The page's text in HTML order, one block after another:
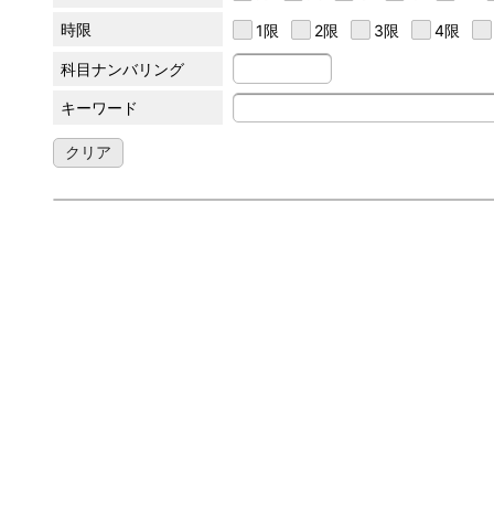
時限 1限 2限 3限 4限
科目ナンバリング
キーワード
クリア